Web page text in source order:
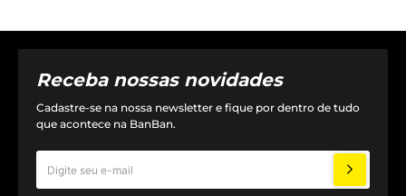
Receba nossas novidades
Cadastre-se na nossa newsletter e fique por dentro de tudo
que acontece na BanBan.